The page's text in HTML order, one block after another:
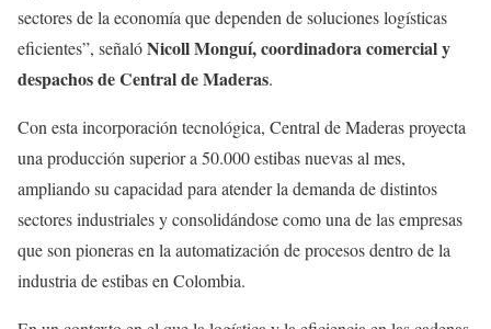
sectores de la economía que dependen de soluciones logísticas
eficientes”, señalóNicoll Monguí, coordinadora comercial y
despachos de Central de Maderas.
Con esta incorporación tecnológica, Central de Maderas proyecta
una producción superior a 50.000 estibas nuevas al mes,
ampliando su capacidad para atender la demanda de distintos
sectores industriales y consolidándose como una de las empresas
que son pioneras en la automatización de procesos dentro de la
industria de estibas en Colombia.